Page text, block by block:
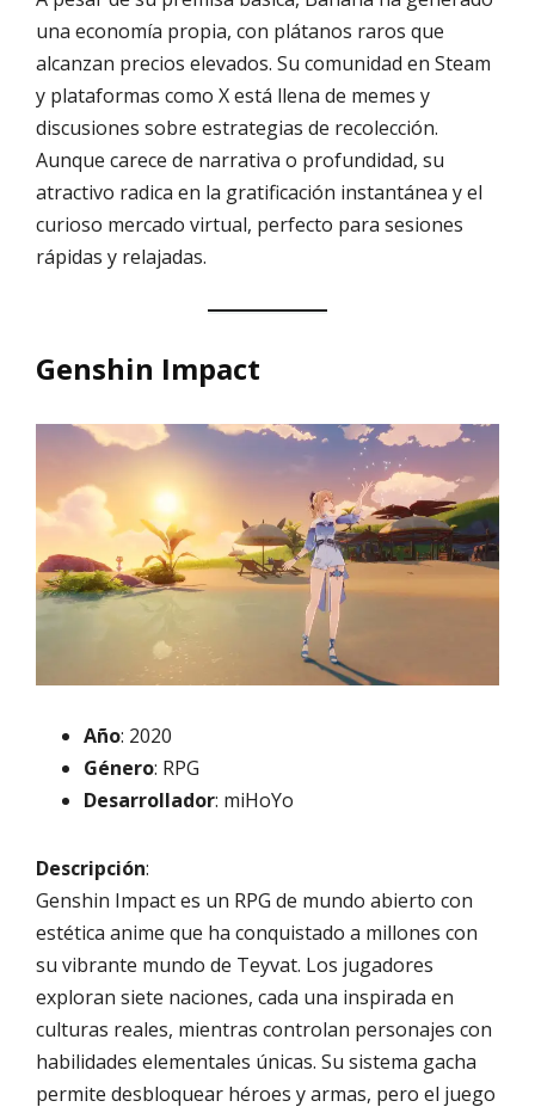
una economía propia, con plátanos raros que
alcanzan precios elevados. Su comunidad en Steam
y plataformas como X está llena de memes y
discusiones sobre estrategias de recolección.
Aunque carece de narrativa o profundidad, su
atractivo radica en la gratificación instantánea y el
curioso mercado virtual, perfecto para sesiones
rápidas y relajadas.
Genshin Impact
Año: 2020
Género: RPG
Desarrollador: miHoYo
Descripción:
Genshin Impact es un RPG de mundo abierto con
estética anime que ha conquistado a millones con
su vibrante mundo de Teyvat. Los jugadores
exploran siete naciones, cada una inspirada en
culturas reales, mientras controlan personajes con
habilidades elementales únicas. Su sistema gacha
permite desbloquear héroes y armas, pero el juego